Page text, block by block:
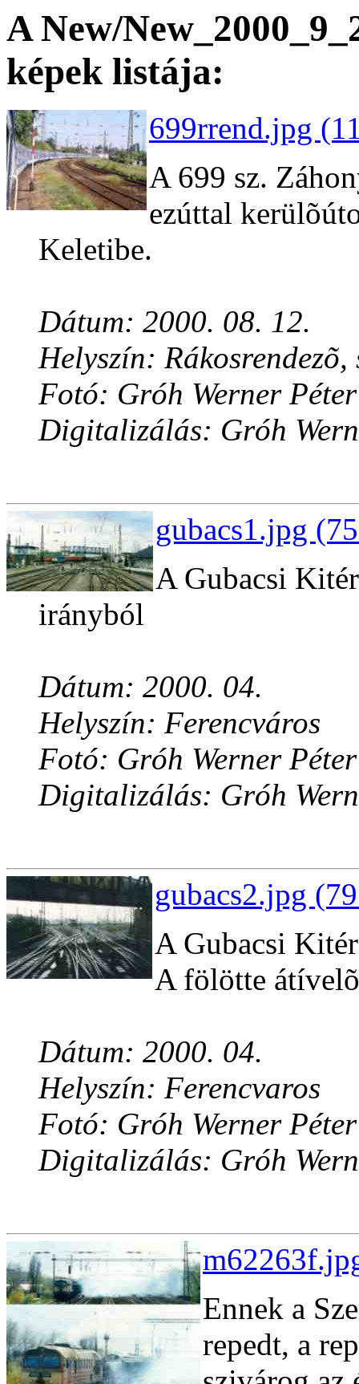
A New/
képek listája:
699rrend.jpg
A 699 sz.
ezúttal
Keletibe.
Dátum: 2000. 08. 12.
Helyszín:
Fotó: Gróh Werner Péter
Digitalizálás: Gróh
gubacs1.jpg
A Gubacsi
irányból
Dátum: 2000. 04.
Helyszín: Ferencváros
Fotó: Gróh Werner Péter
Digitalizálás: Gróh
gubacs2.jpg
A Gubacsi
A fölötte
Dátum: 2000. 04.
Helyszín: Ferencvaros
Fotó: Gróh Werner Péter
Digitalizálás: Gróh
Ennek a
repedt, a